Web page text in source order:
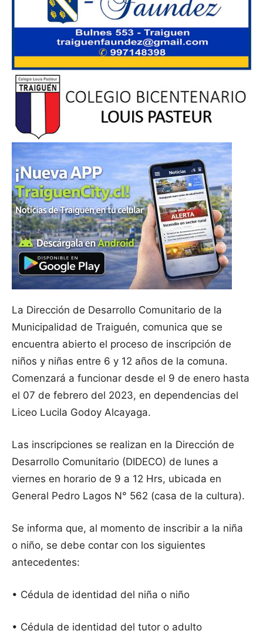
La Dirección de Desarrollo Comunitario de la
Municipalidad de Traiguén, comunica que se
encuentra abierto el proceso de inscripción de
niños y niñas entre 6 y 12 años de la comuna.
Comenzará a funcionar desde el 9 de enero hasta
el 07 de febrero del 2023, en dependencias del
Liceo Lucila Godoy Alcayaga.
Las inscripciones se realizan en la Dirección de
Desarrollo Comunitario (DIDECO) de lunes a
viernes en horario de 9 a 12 Hrs, ubicada en
General Pedro Lagos N° 562 (casa de la cultura).
Se informa que, al momento de inscribir a la niña
o niño, se debe contar con los siguientes
antecedentes:
• Cédula de identidad del niña o niño
• Cédula de identidad del tutor o adulto